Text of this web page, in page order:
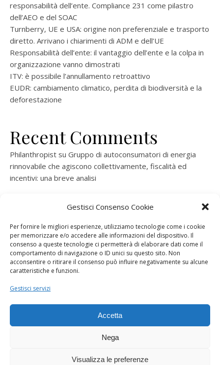
Gestisci Consenso Cookie
Per fornire le migliori esperienze, utilizziamo tecnologie come i cookie
per memorizzare e/o accedere alle informazioni del dispositivo. Il
consenso a queste tecnologie ci permetterà di elaborare dati come il
comportamento di navigazione o ID unici su questo sito. Non
acconsentire o ritirare il consenso può influire negativamente su alcune
caratteristiche e funzioni.
Gestisci servizi
Accetta
Nega
Visualizza le preferenze
responsabilità dell’ente. Compliance 231 come pilastro
dell’AEO e del SOAC
Turnberry, UE e USA: origine non preferenziale e trasporto
diretto. Arrivano i chiarimenti di ADM e dell’UE
Responsabilità dell’ente: il vantaggio dell’ente e la colpa in
organizzazione vanno dimostrati
ITV: è possibile l’annullamento retroattivo
EUDR: cambiamento climatico, perdita di biodiversità e la
deforestazione
Recent Comments
Philanthropist su Gruppo di autoconsumatori di energia
rinnovabile che agiscono collettivamente, fiscalità ed
incentivi: una breve analisi
rinnovabile che agiscono collettivamente, fiscalità ed
ramatogelsuGruppo di autoconsumatori di energia
rinnovabile che agiscono collettivamente, fiscalità ed
incentivi: una breve analisi
consorzio per la produzione di energia elettrica